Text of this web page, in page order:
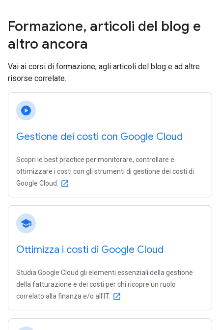
Formazione, articoli del blog e
altro ancora
Vai ai corsi di formazione, agli articoli del blog e ad altre
risorse correlate.
play_circle
Gestione dei costi con Google Cloud
Scopri le best practice per monitorare, controllare e
ottimizzare i costi con gli strumenti di gestione dei costi di
Google Cloud.
open_in_new
school
Ottimizza i costi di Google Cloud
Studia Google Cloud gli elementi essenziali della gestione
della fatturazione e dei costi per chi ricopre un ruolo
correlato alla finanza e/o all'IT. open_in_new